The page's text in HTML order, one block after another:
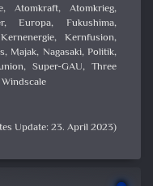
, Atomkraft, Atomkrieg,
,Europa, Fukushima,
Kernenergie, Kernfusion,
, Majak, Nagasaki,Politik,
,Super-GAU,Three
Windscale
Update: 23. April 2023)